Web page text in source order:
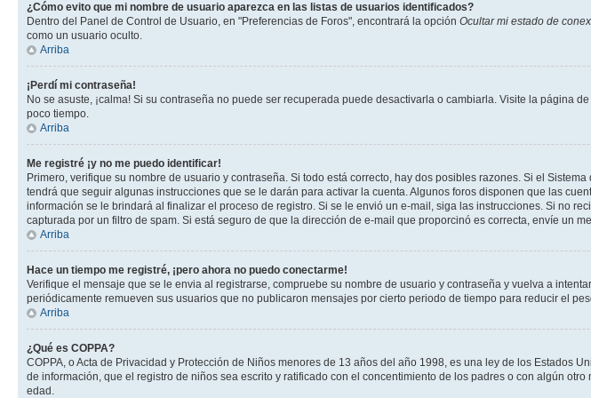
¿Cómo evito que mi nombre de usuario aparezca en las listas de usuarios identificados?
Dentro del Panel de Control de Usuario, en "Preferencias de Foros", encontrará la opción Ocultar mi estado de
como un usuario oculto.
Arriba
¡Perdí mi contraseña!
No se asuste, ¡calma! Si su contraseña no puede ser recuperada puede desactivarla o cambiarla. Visite la página
poco tiempo.
Arriba
Me registré ¡y no me puedo identificar!
Primero, verifique su nombre de usuario y contraseña. Si todo está correcto, hay dos posibles razones. Si el
tendrá que seguir algunas instrucciones que se le darán para activar la cuenta. Algunos foros disponen que las
información se le brindará al finalizar el proceso de registro. Si se le envió un e-mail, siga las instrucciones. Si no
capturada por un filtro de spam. Si está seguro de que la dirección de e-mail que proporcinó es correcta, envíe un
Arriba
Hace un tiempo me registré, ¡pero ahora no puedo conectarme!
Verifique el mensaje que se le envia al registrarse, compruebe su nombre de usuario y contraseña y vuelva a
periódicamente remueven sus usuarios que no publicaron mensajes por cierto periodo de tiempo para reducir el
Arriba
¿Qué es COPPA?
COPPA, o Acta de Privacidad y Protección de Niños menores de 13 años del año 1998, es una ley de los Estados
de información, que el registro de niños sea escrito y ratificado con el concentimiento de los padres o con algún
edad.